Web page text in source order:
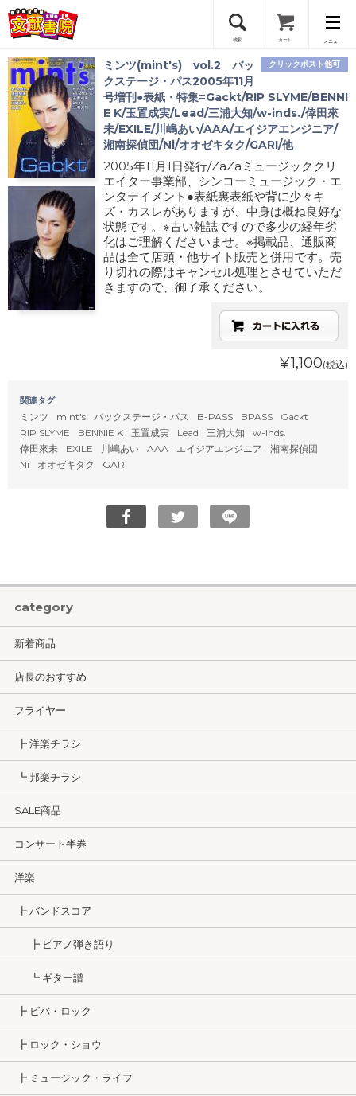
検索 カート メニュー
会員登録
ログイン
クリックポスト他可
ミンツ(mint's) vol.2 バッ
クステージ・パス2005年11月
号増刊●表紙・特集=Gackt/RIP SLYME/BENNI
E K/玉置成実/Lead/三浦大知/w-inds./倖田來
未/EXILE/川嶋あい/AAA/エイジアエンジニア/
湘南探偵団/Ni/オオゼキタク/GARI/他
2005年11月1日発行/ZaZaミュージッククリ
エイター事業部、シンコーミュージック・エ
ンタテイメント●表紙裏表紙や背に少々キ
ズ・カスレがありますが、中身は概ね良好な
状態です。※古い雑誌ですので多少の経年劣
化はご理解くださいませ。※掲載品、通販商
品は全て店頭・他サイト販売と併用です。売
り切れの際はキャンセル処理とさせていただ
きますので、御了承ください。
¥1,100(税込)
関連タグ
ミンツ mint's バックステージ・パス B-PASS BPASS
Gackt
RIP SLYME
BENNIE K 玉置成実 Lead 三浦大知
w-inds.
倖田來未
EXILE 川嶋あい AAA エイジアエンジニア
湘南探偵団
Ni
オオゼキタク GARI
category
新着商品
店長のおすすめ
フライヤー
┣ 洋楽チラシ
┗ 邦楽チラシ
SALE商品
コンサート半券
洋楽
┣ バンドスコア
┣ ピアノ弾き語り
┗ ギター譜
┣ ビバ・ロック
┣ ロック・ショウ
┣ ミュージック・ライフ